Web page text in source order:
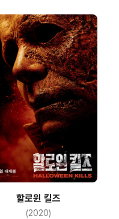
할로윈 킬즈
(2020)